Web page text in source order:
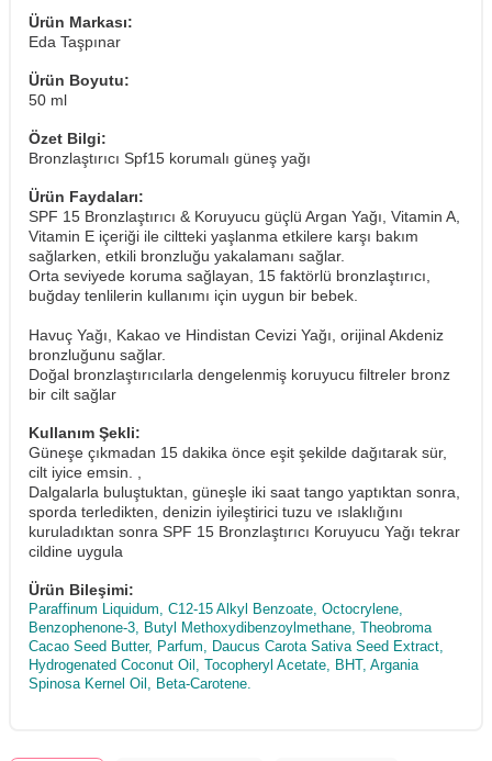
Ürün Markası:
Eda Taşpınar
Ürün Boyutu:
50 ml
Özet Bilgi:
Bronzlaştırıcı Spf15 korumalı güneş yağı
Ürün Faydaları:
SPF 15 Bronzlaştırıcı & Koruyucu güçlü Argan Yağı, Vitamin A,
Vitamin E içeriği ile ciltteki yaşlanma etkilere karşı bakım
sağlarken, etkili bronzluğu yakalamanı sağlar.
Orta seviyede koruma sağlayan, 15 faktörlü bronzlaştırıcı,
buğday tenlilerin kullanımı için uygun bir bebek.
Havuç Yağı, Kakao ve Hindistan Cevizi Yağı, orijinal Akdeniz
bronzluğunu sağlar.
Doğal bronzlaştırıcılarla dengelenmiş koruyucu filtreler bronz
bir cilt sağlar
Kullanım Şekli:
Güneşe çıkmadan 15 dakika önce eşit şekilde dağıtarak sür,
cilt iyice emsin. ,
Dalgalarla buluştuktan, güneşle iki saat tango yaptıktan sonra,
sporda terledikten, denizin iyileştirici tuzu ve ıslaklığını
kuruladıktan sonra SPF 15 Bronzlaştırıcı Koruyucu Yağı tekrar
cildine uygula
Ürün Bileşimi:
Paraffinum Liquidum, C12-15 Alkyl Benzoate, Octocrylene,
Benzophenone-3, Butyl Methoxydibenzoylmethane, Theobroma
Cacao Seed Butter, Parfum, Daucus Carota Sativa Seed Extract,
Hydrogenated Coconut Oil, Tocopheryl Acetate, BHT, Argania
Spinosa Kernel Oil, Beta-Carotene.